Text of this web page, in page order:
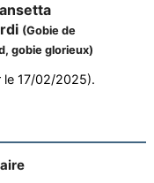
(Gobie de
gobie glorieux)
le 17/02/2025).